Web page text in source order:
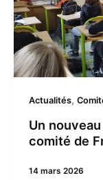
Actualités,
Un
comité de
14 mars 2026
le
comité
de
Franche-
Comté